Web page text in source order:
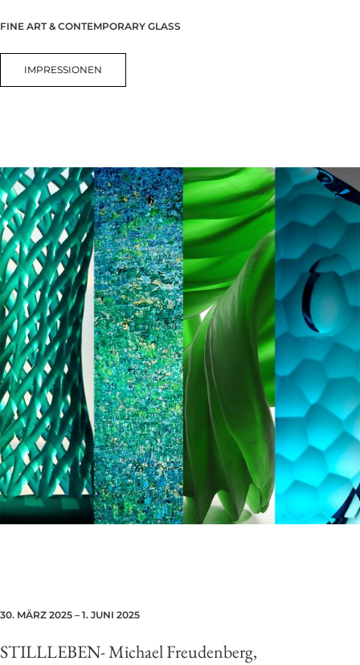
FINE ART & CONTEMPORARY GLASS
IMPRESSIONEN
30. MÄRZ 2025 – 1. JUNI 2025
STILLLEBEN-Michael Freudenberg,